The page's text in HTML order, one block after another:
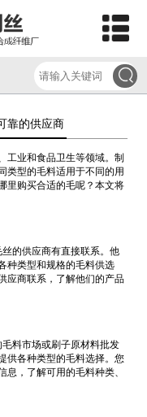
靠的供应商​
工业和食品卫生等领域。制
类型的毛料适用于不同的用
里购买合适的毛呢？本文将
的供应商有直接联系。他
种类型和规格的毛料供选
应商联系，了解他们的产品
料市场或刷子原材料批发
供各种类型的毛料选择。您
，了解可用的毛料种类、